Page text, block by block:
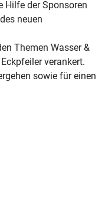
Hilfe der Sponsoren
neuen
Themen Wasser &
verankert.
sowie für einen